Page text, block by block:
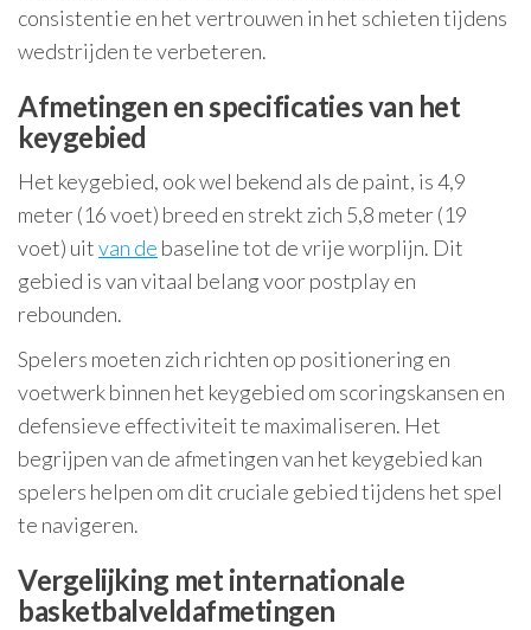
consistentie en het vertrouwen in het schieten tijdens
wedstrijden te verbeteren.
Afmetingen en specificaties van het
keygebied
Het keygebied, ook wel bekend als de paint, is 4,9
meter (16 voet) breed en strekt zich 5,8 meter (19
voet) uitvan de baseline tot de vrije worplijn. Dit
gebied is van vitaal belang voor postplay en
rebounden.
Spelers moeten zich richten op positionering en
voetwerk binnen het keygebied om scoringskansen en
defensieve effectiviteit te maximaliseren. Het
begrijpen van de afmetingen van het keygebied kan
spelers helpen om dit cruciale gebied tijdens het spel
te navigeren.
Vergelijking met internationale
basketbalveldafmetingen